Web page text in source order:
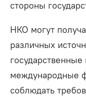
стороны
НКО могут
различных
международные
соблюдать